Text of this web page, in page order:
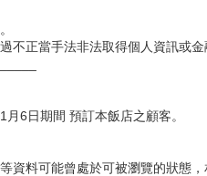
正當手法非法取得個人資訊或金
6日期間 預訂本飯店之顧客。
資料可能曾處於可被瀏覽的狀態，